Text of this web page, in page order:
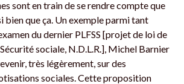
sont en train de se rendre compte que
bien que ça. Un exemple parmi tant
du dernier PLFSS [projet de loi de
sociale, N.D.L.R.], Michel Barnier
très légèrement, sur des
sociales. Cette proposition